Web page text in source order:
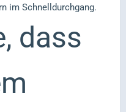
im Schnelldurchgang.
dass